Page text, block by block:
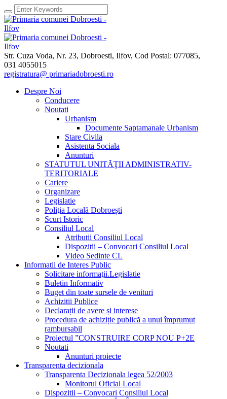
Str. Cuza Voda, Nr. 23, Dobroesti, Ilfov, Cod Postal: 077085,
031 4055015
registratura@ primariadobroesti.ro
Despre Noi
Conducere
Noutati
Urbanism
Documente Saptamanale Urbanism
Stare Civila
Asistenta Sociala
Anunturi
STATUTUL UNITĂŢII ADMINISTRATIV-
TERITORIALE
Cariere
Organizare
Legislatie
Poliţia Locală Dobroești
Scurt Istoric
Consiliul Local
Atributii Consiliul Local
Dispozitii – Convocari Consiliul Local
Video Sedinte CL
Informatii de Interes Public
Solicitare informaţii.Legislatie
Buletin Informativ
Buget din toate sursele de venituri
Achizitii Publice
Declarații de avere și interese
Procedura de achiziție publică a unui împrumut
rambursabil
Proiectul ”CONSTRUIRE CORP NOU P+2E
Noutati
Anunturi proiecte
Transparenta decizionala
Transparenta Decizionala legea 52/2003
Monitorul Oficial Local
Dispozitii – Convocari Consiliul Local